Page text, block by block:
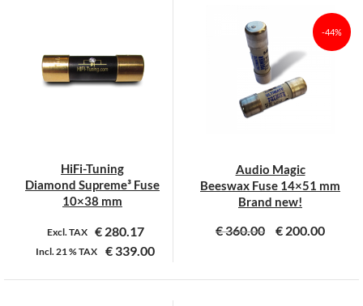
Deze
optie
de
productpagina
HiFi-Tuning
Diamond Supreme³ Fuse
10×38 mm
Excl. TAX €280.17
Incl.21 %TAX € 339.00
Dit
-44%
Audio Magic
Beeswax Fuse 14×51 mm
Brand new!
€360.00 € 200.00